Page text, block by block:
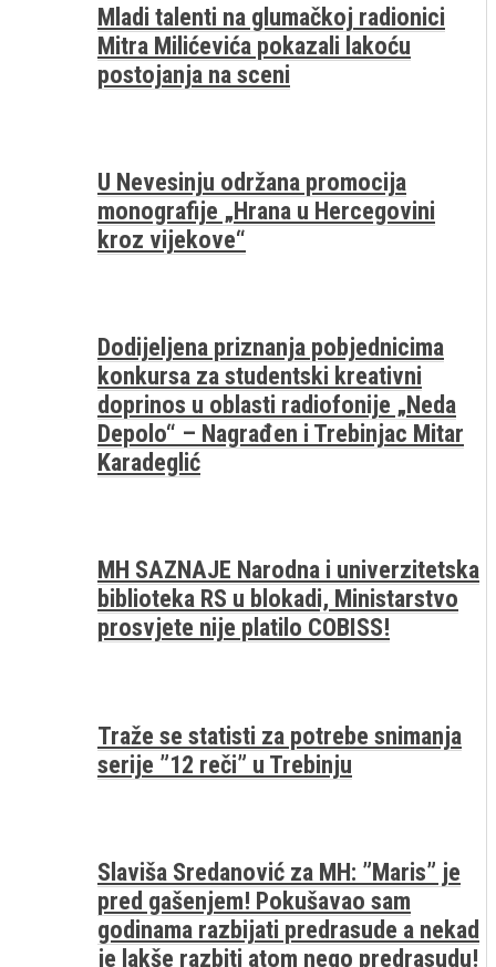
Mladi talenti na glumačkoj radionici
Mitra Milićevića pokazali lakoću
postojanja na sceni
U Nevesinju održana promocija
monografije „Hrana u Hercegovini
kroz vijekove“
Dodijeljena priznanja pobjednicima
konkursa za studentski kreativni
doprinos u oblasti radiofonije „Neda
Depolo“ – Nagrađen i Trebinjac Mitar
Karadeglić
MH SAZNAJE Narodna i univerzitetska
biblioteka RS u blokadi, Ministarstvo
prosvjete nije platilo COBISS!
Traže se statisti za potrebe snimanja
serije ”12 reči” u Trebinju
Slaviša Sredanović za MH: ”Maris” je
pred gašenjem! Pokušavao sam
godinama razbijati predrasude a nekad
je lakše razbiti atom nego predrasudu!